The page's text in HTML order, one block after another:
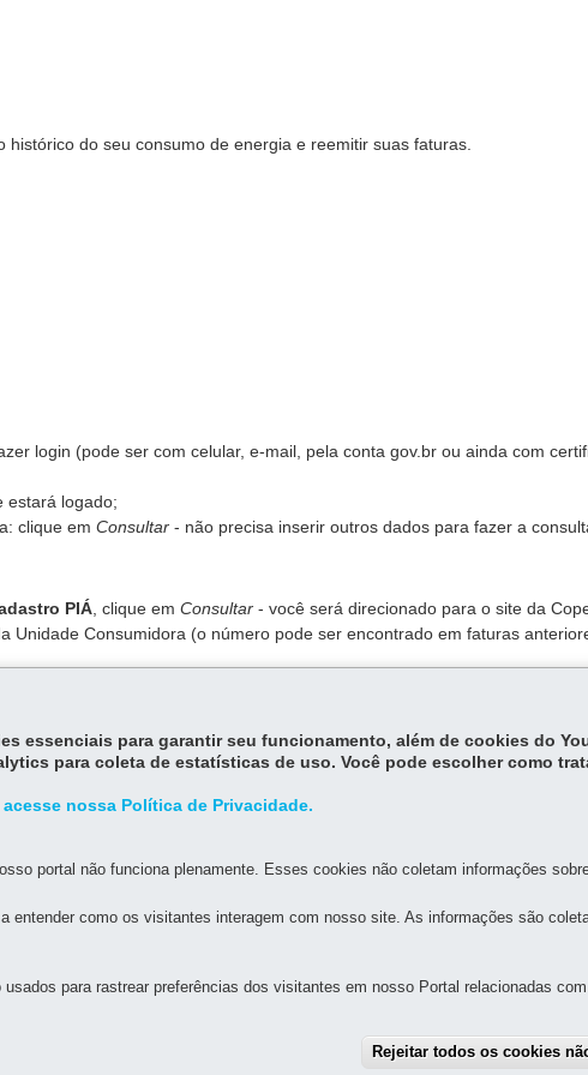
do seu consumo de energia e reemitir suas faturas.
login (pode ser com celular, e-mail, pela conta gov.br ou ainda com
estará logado;
clique em Consultar - não precisa inserir outros dados para fazer a
PIÁ , clique em Consultar - você será direcionado para o site da
Unidade Consumidora (o número pode ser encontrado em faturas
pendente, basta emitir o documento de pagamento e quitá-lo.
GERAL DE DESENVOLVIMENTO ECONÔMICO E SOCIAL
essenciais para garantir seu funcionamento, além de cookies do
para coleta de estatísticas de uso. Você pode escolher como
acesse nossa Política de Privacidade.
portal não funciona plenamente. Esses cookies não coletam informações
entender como os visitantes interagem com nosso site. As informações são
usados para rastrear preferências dos visitantes em nosso Portal relacionadas
Rejeitar todos os cookies